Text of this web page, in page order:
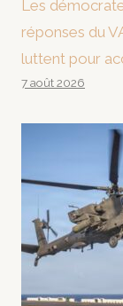
Les
réponses du
luttent pour
7 août 2026